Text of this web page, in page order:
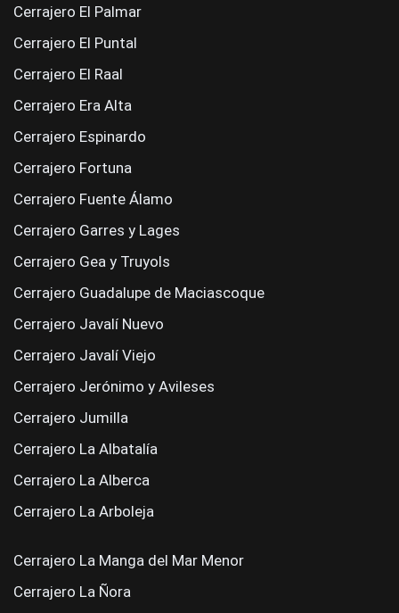
Cerrajero El Palmar
Cerrajero El Puntal
Cerrajero El Raal
Cerrajero Era Alta
Cerrajero Espinardo
Cerrajero Fortuna
Cerrajero Fuente Álamo
Cerrajero Garres y Lages
Cerrajero Gea y Truyols
Cerrajero Guadalupe de Maciascoque
Cerrajero Javalí Nuevo
Cerrajero Javalí Viejo
Cerrajero Jerónimo y Avileses
Cerrajero Jumilla
Cerrajero La Albatalía
Cerrajero La Alberca
Cerrajero La Arboleja
Cerrajero La Manga del Mar Menor
Cerrajero La Ñora